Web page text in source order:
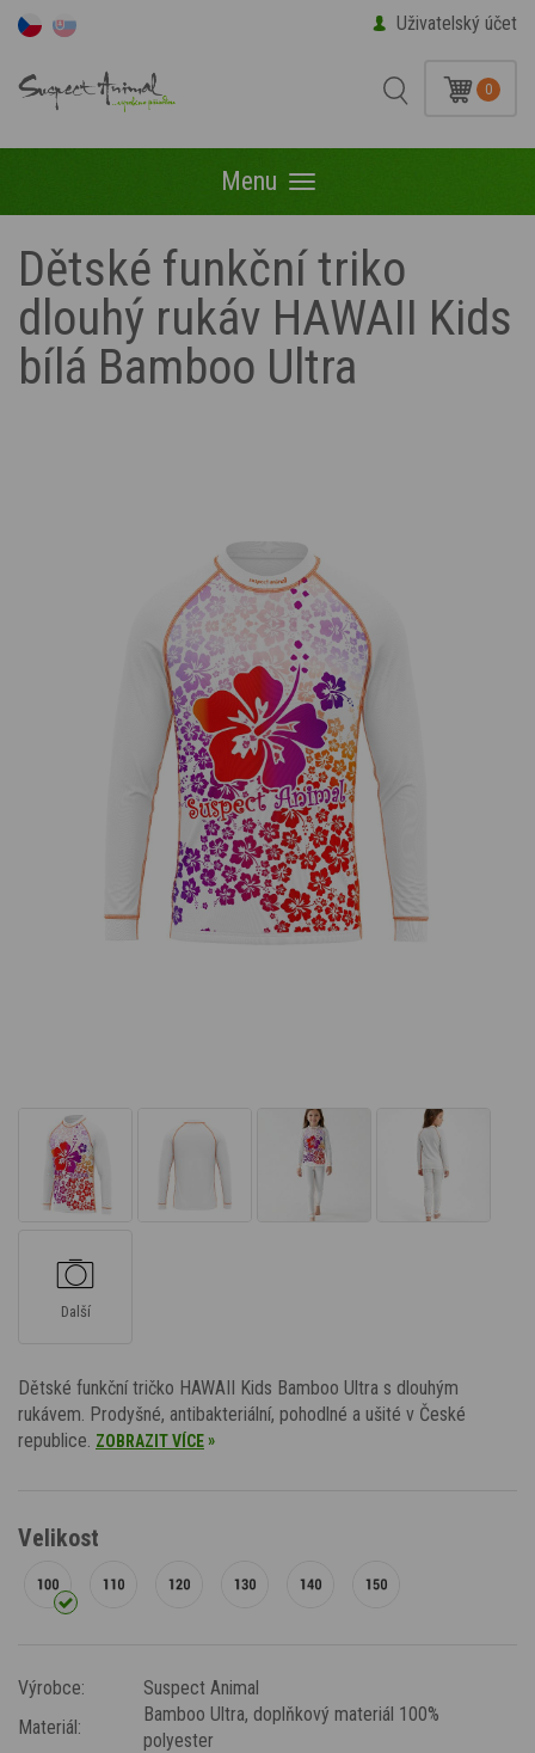
Uživatelský účet
0
Menu Menu
Dětské funkční triko
dlouhý rukáv HAWAII Kids
bílá Bamboo Ultra
Další
Dětské funkční tričko HAWAII Kids Bamboo Ultra s dlouhým
rukávem. Prodyšné, antibakteriální, pohodlné a ušité v České
republice. ZOBRAZIT VÍCE»
Velikost
Výrobce:
Suspect Animal
Materiál:
Bamboo Ultra, doplňkový materiál 100%
polyester